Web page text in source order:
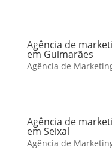
Agência de
em Guimarães
Agência de
Agência de
em Seixal
Agência de